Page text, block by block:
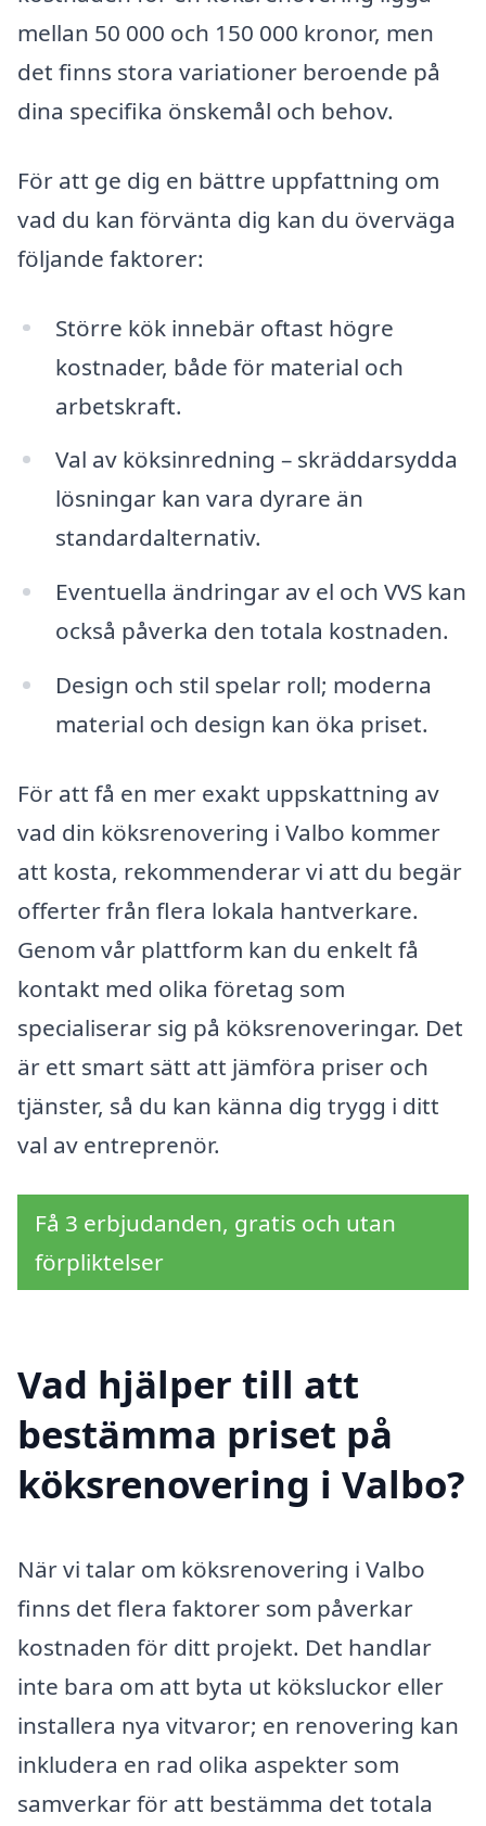
mellan 50 000 och 150 000 kronor, men
det finns stora variationer beroende på
dina specifika önskemål och behov.
För att ge dig en bättre uppfattning om
vad du kan förvänta dig kan du överväga
följande faktorer:
Större kök innebär oftast högre
kostnader, både för material och
arbetskraft.
Val av köksinredning – skräddarsydda
lösningar kan vara dyrare än
standardalternativ.
Eventuella ändringar av el och VVS kan
också påverka den totala kostnaden.
Design och stil spelar roll; moderna
material och design kan öka priset.
För att få en mer exakt uppskattning av
vad din köksrenovering i Valbo kommer
att kosta, rekommenderar vi att du begär
offerter från flera lokala hantverkare.
Genom vår plattform kan du enkelt få
kontakt med olika företag som
specialiserar sig på köksrenoveringar. Det
är ett smart sätt att jämföra priser och
tjänster, så du kan känna dig trygg i ditt
val av entreprenör.
Få 3 erbjudanden, gratis och utan
förpliktelser
Vad hjälper till att
bestämma priset på
köksrenovering i Valbo?
När vi talar om köksrenovering i Valbo
finns det flera faktorer som påverkar
kostnaden för ditt projekt. Det handlar
inte bara om att byta ut köksluckor eller
installera nya vitvaror; en renovering kan
inkludera en rad olika aspekter som
samverkar för att bestämma det totala